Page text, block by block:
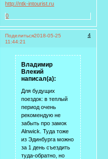
http://ntk-intourist.ru
0
Поделиться 4
2018-05-25
11:44:21
Владимир
Влекий
написал(а):
Для будущих
поездок: в теплый
период очень
рекомендую не
забыть про замок
Alnwick. Туда тоже
из Эдинбурга можно
за 1 день съездить
туда-обратно, но